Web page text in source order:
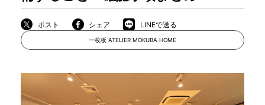
一枚板 ATELIER MOKUBA HOME
MOKUBA について
ポスト シェア LINEで送る
一枚板 ATELIER MOKUBA HOME